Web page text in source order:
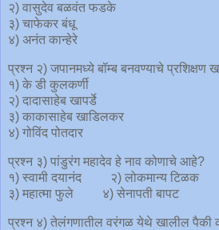
२) वासुदेव बळवंत फडके
३) चाफेकर बंधू
४) अनंत कान्हेरे
प्रश्न २) जपानमध्ये बॉम्ब बनवण्याचे प्रशिक्षण
१) के डी कुलकर्णी
२) दादासाहेब खापर्डे
३) काकासाहेब खाडिलकर
४) गोविंद पोतदार
प्रश्न ३) पांडुरंग महादेव हे नाव कोणाचे आहे?
१) स्वामी दयानंद २) लोकमान्य टिळक
३) महात्मा फुले ४) सेनापती बापट
प्रश्न ४) तेलंगणातील वरंगळ येथे खालील पैकी